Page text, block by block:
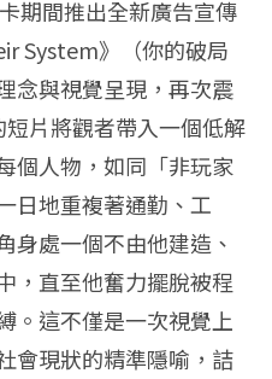
期間推出全新廣告宣傳
System》（你的破局
念與視覺呈現，再次震
片將觀者帶入一個低解
個人物，如同「非玩家
日地重複著通勤、工
身處一個不由他建造、
，直至他奮力擺脫被程
。這不僅是一次視覺上
會現狀的精準隱喻，詰